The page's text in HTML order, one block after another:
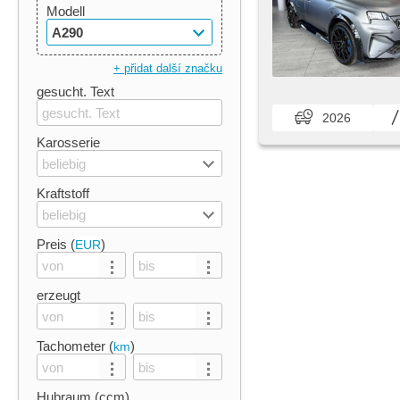
Modell
A290
+ přidat další značku
gesucht. Text
Karosserie
beliebig
Kraftstoff
beliebig
Preis (EUR)
erzeugt
Tachometer (km)
Hubraum (ccm)
2026